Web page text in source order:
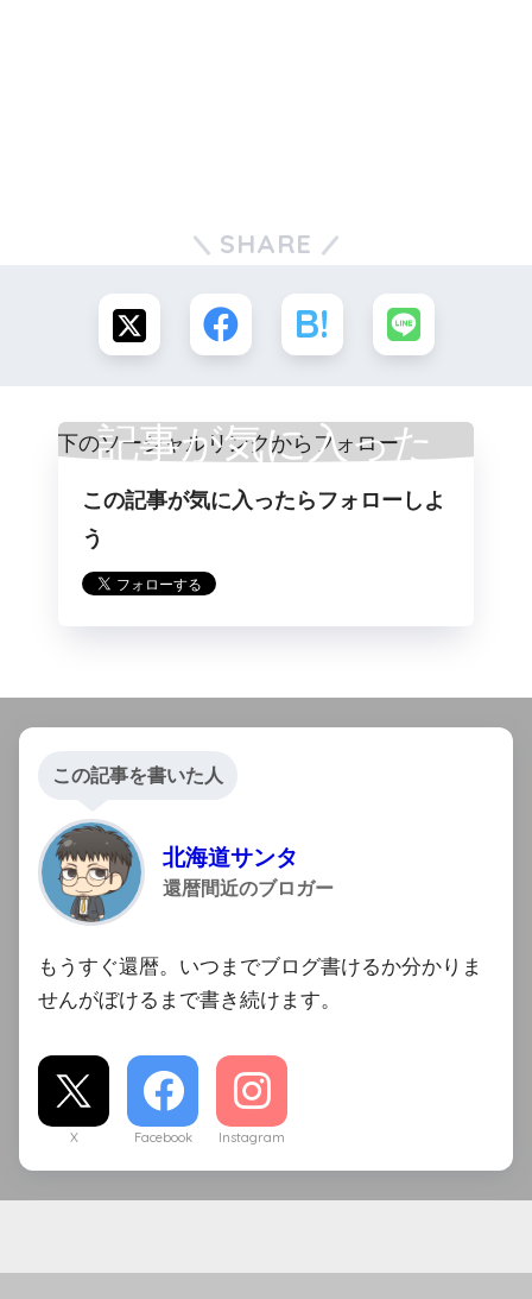
SHARE
記事が気に入った
らフォロー
この記事が気に入ったらフォローしよ
う
この記事を書いた人
北海道サンタ
還暦間近のブロガー
もうすぐ還暦。いつまでブログ書けるか分かりま
せんがぼけるまで書き続けます。
X Facebook Instagram